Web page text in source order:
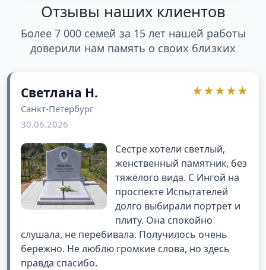
Отзывы наших клиентов
Более 7 000 семей за 15 лет нашей работы
доверили нам память о своих близких
Светлана Н.
Санкт-Петербург
30.06.2026
★★★★★
Сестре хотели светлый,
женственный памятник, без
тяжёлого вида. С Ингой на
проспекте Испытателей
долго выбирали портрет и
плиту. Она спокойно
слушала, не перебивала. Получилось очень
бережно. Не люблю громкие слова, но здесь
правда спасибо.